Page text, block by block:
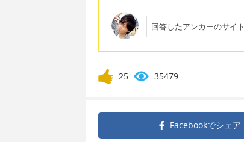
回答したアンカーのサイト
25 35479
Facebookでシェア